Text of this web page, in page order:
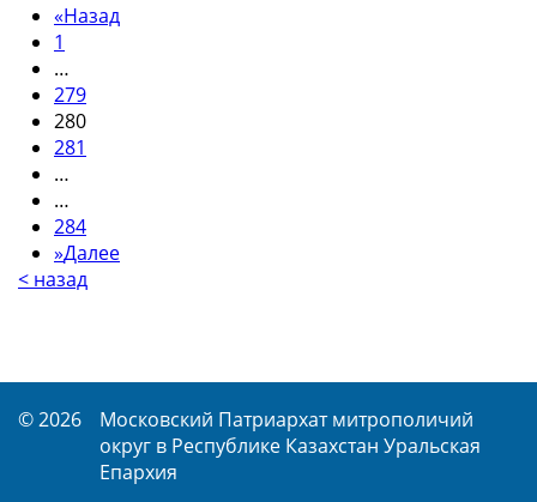
«Назад
1
…
279
280
281
…
…
284
»Далее
< назад
© 2026
Московский Патриархат митрополичий
округ в Республике Казахстан Уральская
Епархия